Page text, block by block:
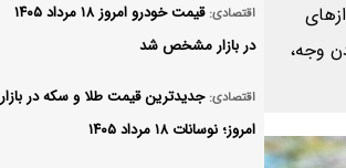
وجه،
اقتصادی:
قیمت خودرو امروز ۱۸ مرداد ۱۴۰۵
در بازار مشخص شد
اقتصادی: جدیدترین قیمت طلا و سکه در بازار
امروز؛ نوسانات ۱۸ مرداد ۱۴۰۵